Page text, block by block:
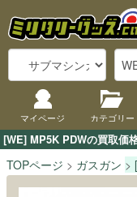
[WE] MP5K PDWの買取価
マイページ カテゴリー
TOPページ ガスガン